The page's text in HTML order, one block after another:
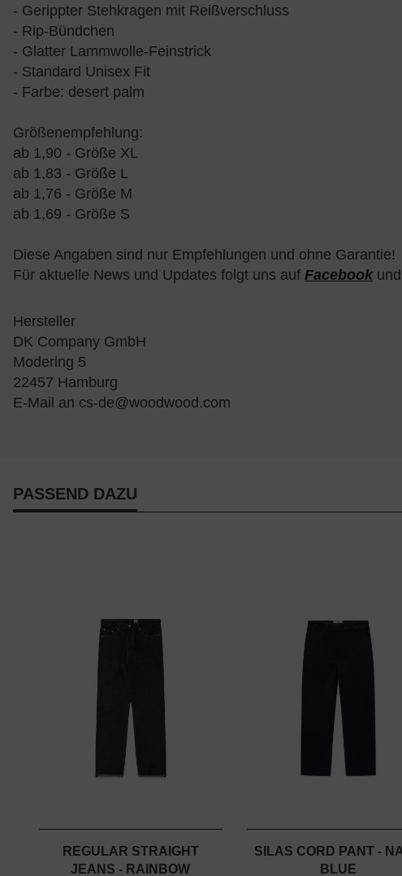
- Gerippter Stehkragen mit Reißverschluss
- Rip-Bündchen
- Glatter Lammwolle-Feinstrick
- Standard Unisex Fit
- Farbe: desert palm
Größenempfehlung:
ab 1,90 - Größe XL
ab 1,83 - Größe L
ab 1,76 - Größe M
ab 1,69 - Größe S
Diese Angaben sind nur Empfehlungen und ohne Garantie!
Für aktuelle News und Updates folgt uns auf Facebook und
Hersteller
DK Company GmbH
Modering 5
22457 Hamburg
E-Mail an cs-de@woodwood.com
PASSEND DAZU
REGULAR STRAIGHT
JEANS - RAINBOW
SILAS CORD PANT -
BLUE